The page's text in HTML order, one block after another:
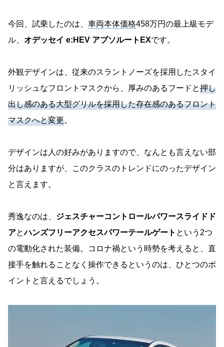
今回、試乗したのは、 車両本体価格458万円の最上級モデ
ル、 オデッセイ e:HEV アブソルートEXです。
外観デザインは、従来のスラントノーズを採用したスタイ
リッシュなフロントマスクから、厚みのあるフードと押し
出し感のある大型グリルを採用した存在感のあるフロント
マスクへと変更。
デザインは人の好みがありますので、なんとも言えない部
分はありますが、このクラスのトレンドにのったデザイン
と言えます。
秀逸なのは、 ジェスチャーコントロールパワースライドド
アとハンズフリーアクセスパワーテールゲート という2つ
の電動化された装備。コロナ禍という時勢を考えると、直
接手を触れることなく操作できるというのは、ひとつのポ
イントと言えるでしょう。